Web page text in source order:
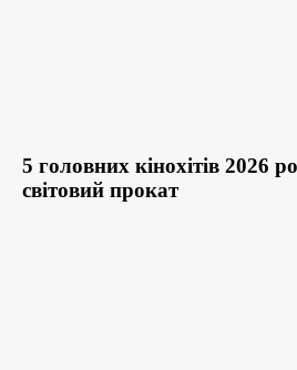
5 головних кінохітів 2026
світовий прокат